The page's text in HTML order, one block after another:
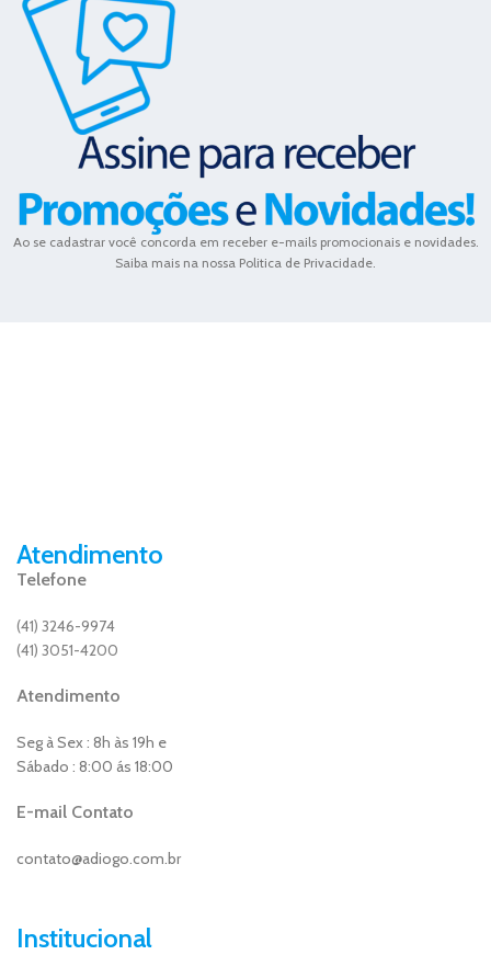
Ao se cadastrar você concorda em receber e-mails promocionais e novidades.
Saiba mais na nossa Politica de Privacidade.
Atendimento
Telefone
(41) 3246-9974
(41) 3051-4200
Atendimento
Seg à Sex : 8h às 19h e
Sábado : 8:00 ás 18:00
E-mail Contato
contato@adiogo.com.br
Institucional